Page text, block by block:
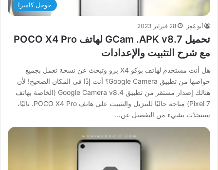
جوجل كاميرا
أبو مُعِز 28 فبراير 2023
تحميل GCam .APK v8.7 لهاتف POCO X4 Pro
مع شرح التثبيت والإعدادات
هل أنت مستخدم لهاتف بوكو X4 برو وتبحث عن نسخة تعمل بجميع
خواصها من تطبيق Google Camera؟ أنت إذًا في المكان الصحيح! لأن
هنالك إصدار مستقر من تطبيق Google Camera v8.4 (الخاصة بهاتف
Pixel 7) متاحة حاليًا للتنزيل والتثبيت على هاتف POCO X4 Pro. تاليًا،
سنتحدّث بشيء من التفصيل عن…